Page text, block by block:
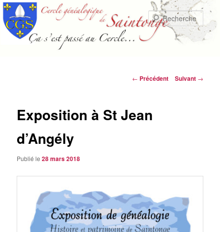
Aller
contenu
principal
Navigation
← Précédent Suivant →
Exposition à St Jean
d’Angély
Publié le28 mars 2018